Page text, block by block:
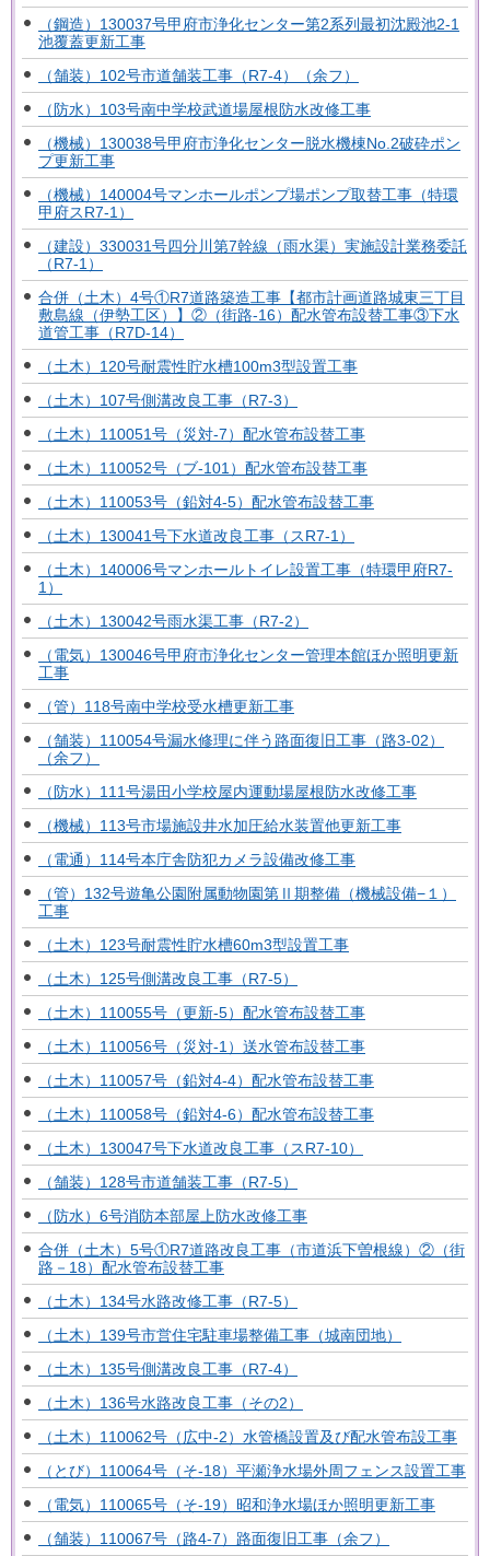
（鋼造）130037号甲府市浄化センター第2系列最初沈殿池2-1
池覆蓋更新工事
（舗装）102号市道舗装工事（R7-4）（余フ）
（防水）103号南中学校武道場屋根防水改修工事
（機械）130038号甲府市浄化センター脱水機棟No.2破砕ポン
プ更新工事
（機械）140004号マンホールポンプ場ポンプ取替工事（特環
甲府スR7-1）
（建設）330031号四分川第7幹線（雨水渠）実施設計業務委託
（R7-1）
合併（土木）4号①R7道路築造工事【都市計画道路城東三丁目
敷島線（伊勢工区）】②（街路-16）配水管布設替工事③下水
道管工事（R7D-14）
（土木）120号耐震性貯水槽100m3型設置工事
（土木）107号側溝改良工事（R7-3）
（土木）110051号（災対-7）配水管布設替工事
（土木）110052号（ブ-101）配水管布設替工事
（土木）110053号（鉛対4-5）配水管布設替工事
（土木）130041号下水道改良工事（スR7-1）
（土木）140006号マンホールトイレ設置工事（特環甲府R7-
1）
（土木）130042号雨水渠工事（R7-2）
（電気）130046号甲府市浄化センター管理本館ほか照明更新
工事
（管）118号南中学校受水槽更新工事
（舗装）110054号漏水修理に伴う路面復旧工事（路3-02）
（余フ）
（防水）111号湯田小学校屋内運動場屋根防水改修工事
（機械）113号市場施設井水加圧給水装置他更新工事
（電通）114号本庁舎防犯カメラ設備改修工事
（管）132号遊亀公園附属動物園第Ⅱ期整備（機械設備−１）
工事
（土木）123号耐震性貯水槽60m3型設置工事
（土木）125号側溝改良工事（R7-5）
（土木）110055号（更新-5）配水管布設替工事
（土木）110056号（災対-1）送水管布設替工事
（土木）110057号（鉛対4-4）配水管布設替工事
（土木）110058号（鉛対4-6）配水管布設替工事
（土木）130047号下水道改良工事（スR7-10）
（舗装）128号市道舗装工事（R7-5）
（防水）6号消防本部屋上防水改修工事
合併（土木）5号①R7道路改良工事（市道浜下曽根線）②（街
路－18）配水管布設替工事
（土木）134号水路改修工事（R7-5）
（土木）139号市営住宅駐車場整備工事（城南団地）
（土木）135号側溝改良工事（R7-4）
（土木）136号水路改良工事（その2）
（土木）110062号（広中-2）水管橋設置及び配水管布設工事
（とび）110064号（そ-18）平瀬浄水場外周フェンス設置工事
（電気）110065号（そ-19）昭和浄水場ほか照明更新工事
（舗装）110067号（路4-7）路面復旧工事（余フ）